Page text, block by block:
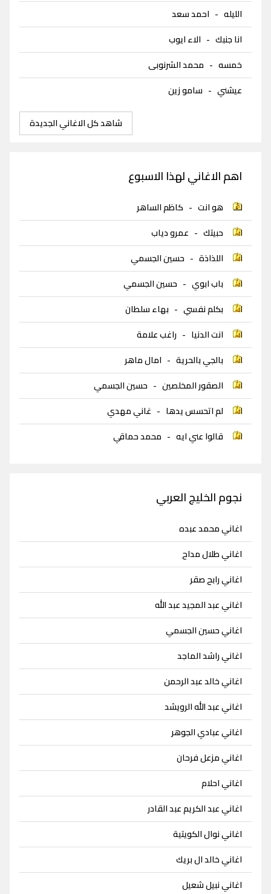
الليله - احمد سعد
انا جنبك - الاء ايوب
خمسه - محمد الشرنوبى
عيشني - سامو زين
شاهد كل الاغاني الجديدة
اهم الاغاني لهذا الاسبوع
هو انت - كاظم الساهر
حبيتك - عمرو دياب
اللذاذة - حسين الجسمي
باب ابوي - حسين الجسمي
بكلم نفسي - بهاء سلطان
انت الدنيا - راغب علامة
بالجي بالحرية - امال ماهر
الصقور المخلصين - حسين الجسمي
لم اتحسس يدها - غاني مهدي
قالوا عني ايه - محمد حماقي
نجوم الخليج العربي
اغاني محمد عبده
اغاني طلال مداح
اغاني رابح صقر
اغاني عبد المجيد عبد الله
اغاني حسين الجسمي
اغاني راشد الماجد
اغاني خالد عبد الرحمن
اغاني عبد الله الرويشد
اغاني عبادي الجوهر
اغاني مزعل فرحان
اغاني احلام
اغاني عبد الكريم عبد القادر
اغاني نوال الكويتية
اغاني خالد ال بريك
اغاني نبيل شعيل